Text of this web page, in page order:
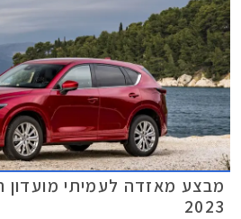
מבצע מאזדה לעמיתי
2023